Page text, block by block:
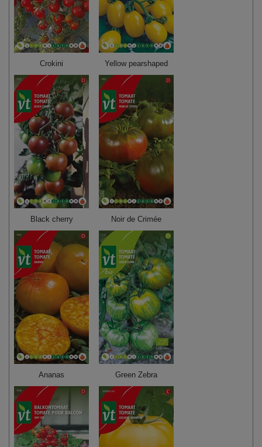
Crokini Yellow pearshaped
Black cherry Noir de Crimée
Ananas Green Zebra